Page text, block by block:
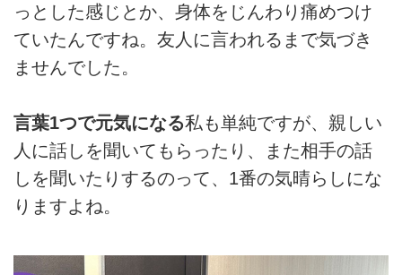
っとした感じとか、身体をじんわり痛めつけ
ていたんですね。友人に言われるまで気づき
ませんでした。
言葉1つで元気になる私も単純ですが、親しい
人に話しを聞いてもらったり、また相手の話
しを聞いたりするのって、1番の気晴らしにな
りますよね。